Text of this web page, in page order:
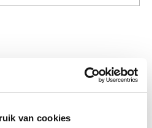
van cookies
waarna u direct uw bestelling